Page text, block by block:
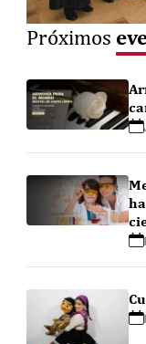
Próximos